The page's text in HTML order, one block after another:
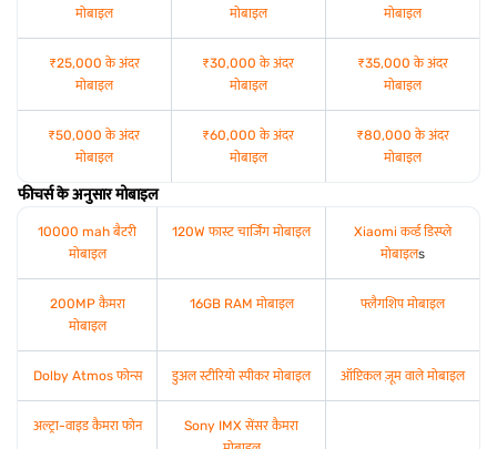
मोबाइल
मोबाइल
मोबाइल
₹25,000 के अंदर
मोबाइल
₹30,000 के अंदर
मोबाइल
₹35,000 के अंदर
मोबाइल
₹50,000 के अंदर
मोबाइल
₹60,000 के अंदर
मोबाइल
₹80,000 के अंदर
मोबाइल
फीचर्स के अनुसार मोबाइल
10000 mah बैटरी
मोबाइल
120W फास्ट चार्जिंग मोबाइल
Xiaomi कर्व्ड डिस्प्ले
मोबाइलs
200MP कैमरा
मोबाइल
16GB RAM मोबाइल फ्लैगशिप मोबाइल
Dolby Atmos फोन्स डुअल स्टीरियो स्पीकर मोबाइल ऑप्टिकल ज़ूम वाले मोबाइल
अल्ट्रा-वाइड कैमरा फोन
Sony IMX सेंसर कैमरा